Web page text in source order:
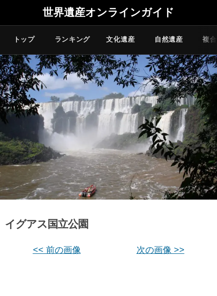
世界遺産オンラインガイド
トップ ランキング 文化遺産 自然遺産 複
イグアス国立公園
<< 前の画像 次の画像 >>